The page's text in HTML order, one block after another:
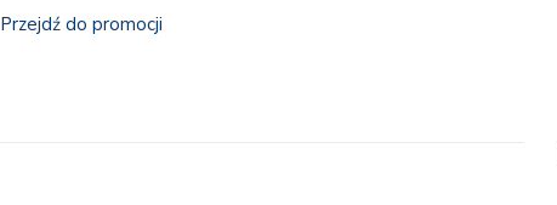
Przejdź do promocji